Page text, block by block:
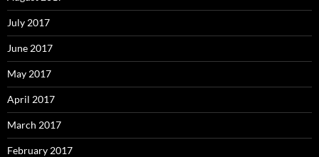
July 2017
June 2017
May 2017
April 2017
March 2017
February 2017